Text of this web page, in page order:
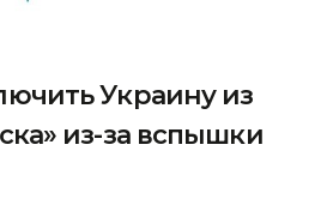
Украину из
из-за вспышки